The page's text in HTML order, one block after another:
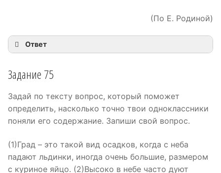
(По Е. Родиной)
Ответ
Задание 75
Задай по тексту вопрос, который поможет
определить, насколько точно твои одноклассники
поняли его содержание. Запиши свой вопрос.
(1)Град – это такой вид осадков, когда с неба
падают льдинки, иногда очень большие, размером
с куриное яйцо. (2)Высоко в небе часто дуют